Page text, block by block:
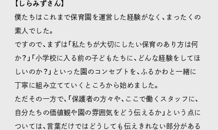
【しらみずさん】
僕たちはこれまで保育園を運営した経験がなく、まったくの
素人でした。
ですので、まずは「私たちが大切にしたい保育のあり方は何
か？」「小学校に入る前の子どもたちに、どんな経験をしてほ
しいのか？」といった園のコンセプトを、ふるかわと一緒に
丁寧に組み立てていくところから始めました。
ただその一方で、「保護者の方々や、ここで働くスタッフに、
自分たちの価値観や園の雰囲気をどう伝えるか」という点に
ついては、言葉だけではどうしても伝えきれない部分がある